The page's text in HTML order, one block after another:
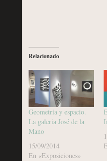
Relacionado
Geometría y espacio.
La galería José de la
Mano
15/09/2014
En «Exposiciones»